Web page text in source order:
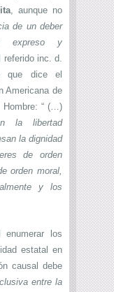
, aunque no
de un deber
expreso y
referido inc. d.
que dice el
Americana de
Hombre: “ (…)
la libertad
la dignidad
de orden
orden moral,
y los
enumerar los
estatal en
causal debe
entre la